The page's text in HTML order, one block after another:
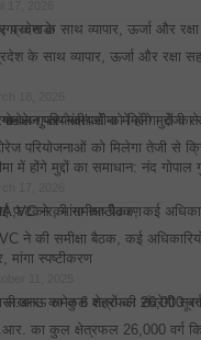
के साथ व्यापार, ऊर्जा और रक्षा
परियोजनाओं को मिलेगा तेजी से
में होंगे मुद्दों का समाधान: नंद गोपाल
ने की समीक्षा बैठक, कई
मांगा स्पष्टीकरण
का कुल क्षेत्रफल 26,000 वर्ग